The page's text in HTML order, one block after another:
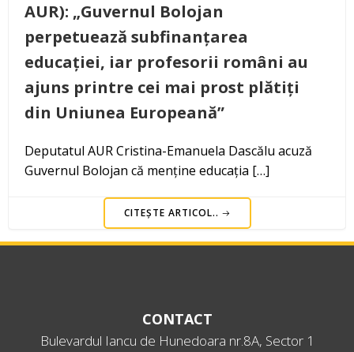
AUR): „Guvernul Bolojan
perpetuează subfinanțarea
educației, iar profesorii români au
ajuns printre cei mai prost plătiți
din Uniunea Europeană”
Deputatul AUR Cristina-Emanuela Dascălu acuză
Guvernul Bolojan că menține educația […]
CITEȘTE ARTICOL..
CONTACT
Bulevardul Iancu de Hunedoara nr.8A, Sector 1